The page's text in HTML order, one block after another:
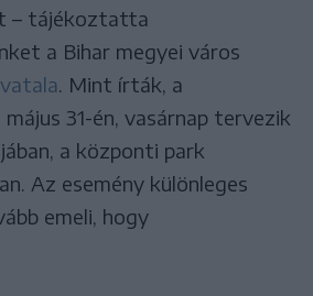
– tájékoztatta
a Bihar megyei város
. Mint írták, a
31-én, vasárnap tervezik
a központi park
Az esemény különleges
emeli, hogy